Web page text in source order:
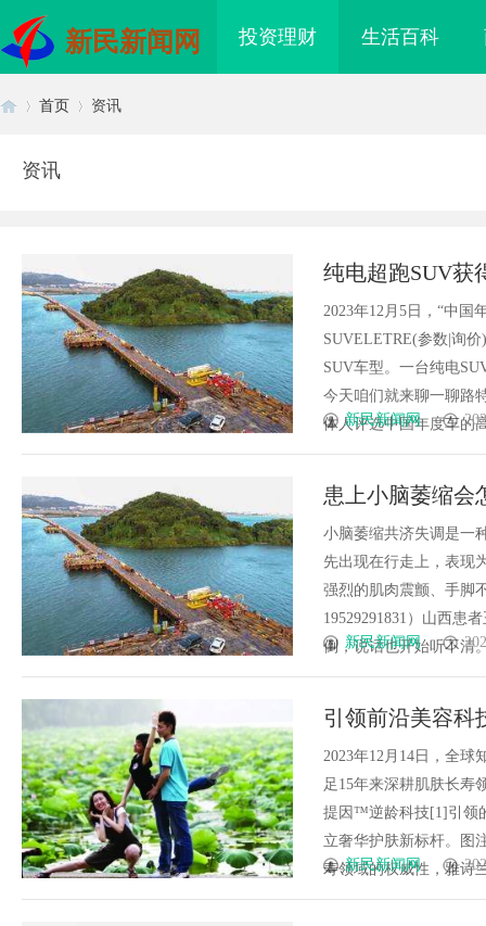
新民新闻网 投资理财 生活百科
首页 资讯
资讯
纯电超跑SUV获
实力几何？
2023年12月5日，“中国
SUVELETRE(参数|询
SUV车型。一台纯电
今天咱们就来聊一聊路
体人评选中国年度车的
新民新闻网
患上小脑萎缩会
小脑萎缩共济失调是一
先出现在行走上，表现
强烈的肌肉震颤、手脚
19529291831）山西患
倒，说话也开始听不清
新民新闻网
引领前沿美容科
篇章
2023年12月14日，全球
足15年来深耕肌肤长寿
提因™逆龄科技[1]引领
立奢华护肤新标杆。图
寿领域的权威性，雅诗
新民新闻网
配眼镜 合肥刑事辩护律师：为您的权益